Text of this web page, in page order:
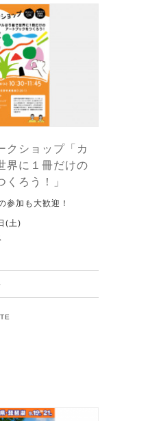
クショップ「カ
界に１冊だけの
くろう！」
参加も大歓迎！
(土)